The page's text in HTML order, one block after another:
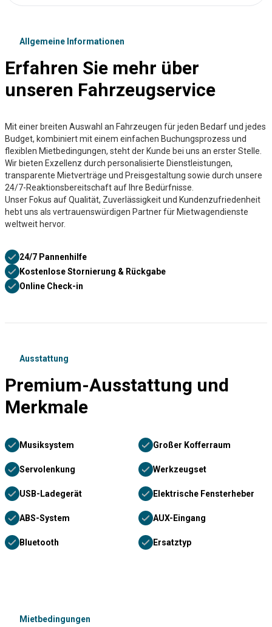
Allgemeine Informationen
Erfahren Sie mehr über
unseren Fahrzeugservice
Mit einer breiten Auswahl an Fahrzeugen für jeden Bedarf und jedes
Budget, kombiniert mit einem einfachen Buchungsprozess und
flexiblen Mietbedingungen, steht der Kunde bei uns an erster Stelle.
Wir bieten Exzellenz durch personalisierte Dienstleistungen,
transparente Mietverträge und Preisgestaltung sowie durch unsere
24/7-Reaktionsbereitschaft auf Ihre Bedürfnisse.
Unser Fokus auf Qualität, Zuverlässigkeit und Kundenzufriedenheit
hebt uns als vertrauenswürdigen Partner für Mietwagendienste
weltweit hervor.
24/7 Pannenhilfe
Kostenlose Stornierung & Rückgabe
Online Check-in
Ausstattung
Premium-Ausstattung und
Merkmale
Musiksystem Großer Kofferraum
Servolenkung Werkzeugset
USB-Ladegerät Elektrische Fensterheber
ABS-System AUX-Eingang
Bluetooth Ersatztyp
Mietbedingungen